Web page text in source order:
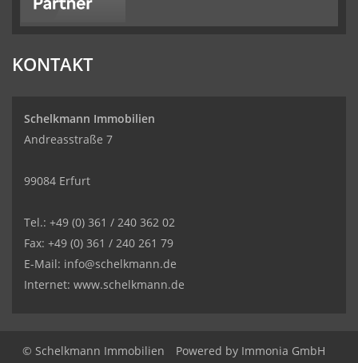
KONTAKT
Schelkmann Immobilien
Andreasstraße 7
99084 Erfurt
Tel.: +49 (0) 361 / 240 362 02
Fax: +49 (0) 361 / 240 261 79
E-Mail: info@schelkmann.de
Internet: www.schelkmann.de
© Schelkmann Immobilien Powered by Immonia GmbH